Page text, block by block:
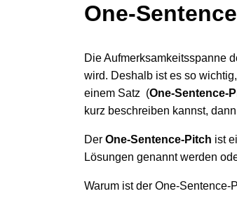
One-
Die Aufmerksamkeitsspanne
wird. Deshalb ist es so
einem Satz (One-Sentence-
kurz beschreiben kannst,
Der One-Sentence-Pitch ist
Lösungen genannt werden
Warum ist der One-Sentence-